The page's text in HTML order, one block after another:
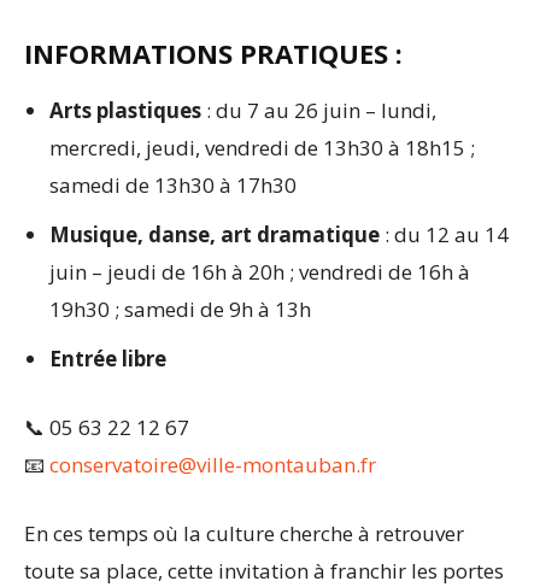
INFORMATIONS PRATIQUES :
Arts plastiques : du 7 au 26 juin – lundi,
mercredi, jeudi, vendredi de 13h30 à 18h15 ;
samedi de 13h30 à 17h30
Musique, danse, art dramatique : du 12 au 14
juin – jeudi de 16h à 20h ; vendredi de 16h à
19h30 ; samedi de 9h à 13h
Entrée libre
📞 05 63 22 12 67
📧 conservatoire@ville-montauban.fr
En ces temps où la culture cherche à retrouver
toute sa place, cette invitation à franchir les portes